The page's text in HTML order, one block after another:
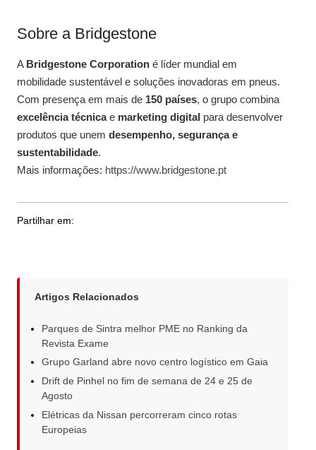
Sobre a Bridgestone
A Bridgestone Corporation é líder mundial em
mobilidade sustentável e soluções inovadoras em pneus.
Com presença em mais de 150 países, o grupo combina
excelência técnicae marketing digital para desenvolver
produtos que unem desempenho, segurança e
sustentabilidade.
Mais informações: https://www.bridgestone.pt
Partilhar em:
Artigos Relacionados
Parques de Sintra melhor PME no Ranking da
Revista Exame
Grupo Garland abre novo centro logístico em Gaia
Drift de Pinhel no fim de semana de 24 e 25 de
Agosto
Elétricas da Nissan percorreram cinco rotas
Europeias